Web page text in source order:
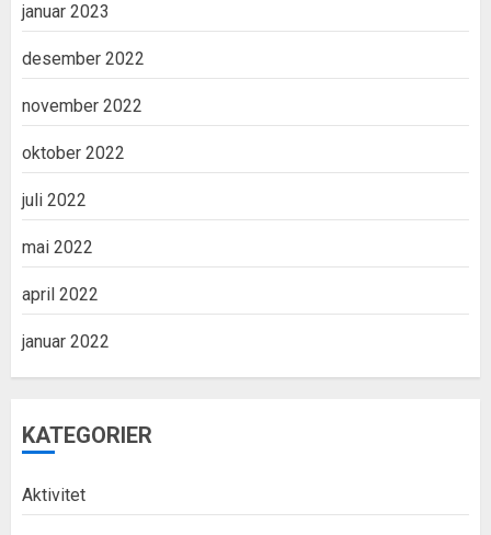
januar 2023
desember 2022
november 2022
oktober 2022
juli 2022
mai 2022
april 2022
januar 2022
KATEGORIER
Aktivitet